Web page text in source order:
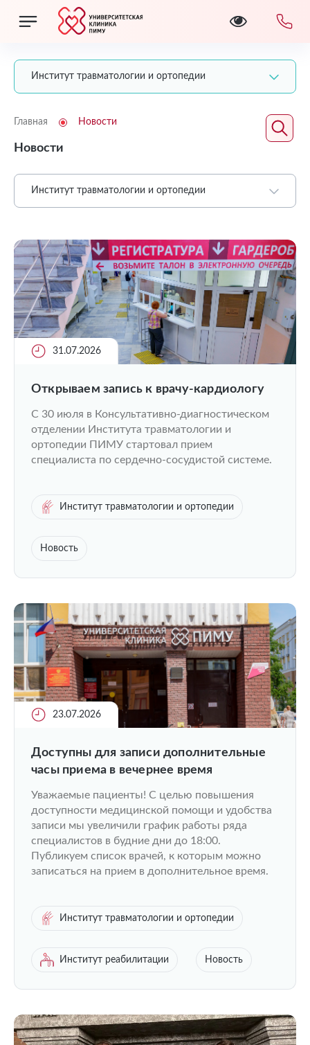
Институт травматологии и ортопедии
Главная Новости
Новости
Институт травматологии и ортопедии
31.07.2026
Открываем запись к врачу-кардиологу
C 30 июля в Консультативно-диагностическом
отделении Института травматологии и
ортопедии ПИМУ стартовал прием
специалиста по сердечно-сосудистой системе.
Институт травматологии и ортопедии
Новость
23.07.2026
Доступны для записи дополнительные
часы приема в вечернее время
Уважаемые пациенты! С целью повышения
доступности медицинской помощи и удобства
записи мы увеличили график работы ряда
специалистов в будние дни до 18:00.
Публикуем список врачей, к которым можно
записаться на прием в дополнительное время.
Институт травматологии и ортопедии
Институт реабилитации Новость